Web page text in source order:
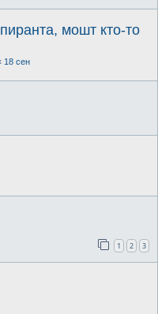
мошт кто-то
18 сен
1 2 3